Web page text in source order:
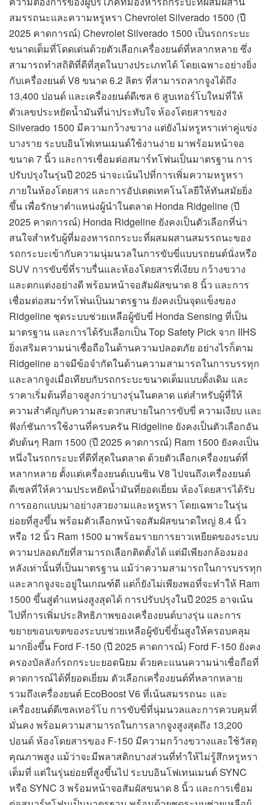
สมรรถนะและความหรูหรา Chevrolet Silverado 1500 (ปี
2025 คาดการณ์) Chevrolet Silverado 1500 เป็นรถกระบะ
ขนาดเต็มที่โดดเด่นด้วยตัวเลือกเครื่องยนต์ที่หลากหลาย ซึ่ง
สามารถทำสถิติที่ดีที่สุดในบางประเภทได้ โดยเฉพาะอย่างยิ่ง
กับเครื่องยนต์ V8 ขนาด 6.2 ลิตร ที่สามารถลากจูงได้ถึง
13,400 ปอนด์ และเครื่องยนต์ดีเซล 6 สูบเทอร์โบใหม่ที่ให้
ตัวเลขประหยัดน้ำมันที่น่าประทับใจ ห้องโดยสารของ
Silverado 1500 มีความกว้างขวาง แต่ยังไม่หรูหราเท่าคู่แข่ง
บางราย ระบบอินโฟเทนเมนต์ใช้งานง่าย มาพร้อมหน้าจอ
ขนาด 7 นิ้ว และการเชื่อมต่อสมาร์ทโฟนเป็นมาตรฐาน การ
ปรับปรุงในรุ่นปี 2025 น่าจะเน้นไปที่การเพิ่มความหรูหรา
ภายในห้องโดยสาร และการอัปเดตเทคโนโลยีให้ทันสมัยยิ่ง
ขึ้น เพื่อรักษาตำแหน่งผู้นำในตลาด Honda Ridgeline (ปี
2025 คาดการณ์) Honda Ridgeline ยังคงเป็นตัวเลือกที่น่า
สนใจสำหรับผู้ที่มองหารถกระบะที่ผสมผสานสมรรถนะของ
รถกระบะเข้ากับความนุ่มนวลในการขับขี่แบบรถยนต์นั่งหรือ
SUV การขับขี่ที่ราบรื่นและห้องโดยสารที่เงียบ กว้างขวาง
และตกแต่งอย่างดี พร้อมหน้าจอสัมผัสขนาด 8 นิ้ว และการ
เชื่อมต่อสมาร์ทโฟนเป็นมาตรฐาน ยังคงเป็นจุดแข็งของ
Ridgeline ชุดระบบช่วยเหลือผู้ขับขี่ Honda Sensing ที่เป็น
มาตรฐาน และการได้รับเลือกเป็น Top Safety Pick จาก IIHS
ยิ่งเสริมความน่าเชื่อถือในด้านความปลอดภัย อย่างไรก็ตาม
Ridgeline อาจมีข้อจำกัดในด้านความสามารถในการบรรทุก
และลากจูงเมื่อเทียบกับรถกระบะขนาดเต็มแบบดั้งเดิม และ
ราคาเริ่มต้นที่อาจสูงกว่าบางรุ่นในตลาด แต่สำหรับผู้ที่ให้
ความสำคัญกับความสะดวกสบายในการขับขี่ ความเงียบ และ
ฟังก์ชันการใช้งานที่ครบครัน Ridgeline ยังคงเป็นตัวเลือกอัน
ดับต้นๆ Ram 1500 (ปี 2025 คาดการณ์) Ram 1500 ยังคงเป็น
หนึ่งในรถกระบะที่ดีที่สุดในตลาด ด้วยตัวเลือกเครื่องยนต์ที่
หลากหลาย ตั้งแต่เครื่องยนต์เบนซิน V8 ไปจนถึงเครื่องยนต์
ดีเซลที่ให้ความประหยัดน้ำมันที่ยอดเยี่ยม ห้องโดยสารได้รับ
การออกแบบมาอย่างสวยงามและหรูหรา โดยเฉพาะในรุ่น
ย่อยที่สูงขึ้น พร้อมตัวเลือกหน้าจอสัมผัสขนาดใหญ่ 8.4 นิ้ว
หรือ 12 นิ้ว Ram 1500 มาพร้อมรายการยาวเหยียดของระบบ
ความปลอดภัยที่สามารถเลือกติดตั้งได้ แต่มีเพียงกล้องมอง
หลังเท่านั้นที่เป็นมาตรฐาน แม้ว่าความสามารถในการบรรทุก
และลากจูงจะอยู่ในเกณฑ์ดี แต่ก็ยังไม่เพียงพอที่จะทำให้ Ram
1500 ขึ้นสู่ตำแหน่งสูงสุดได้ การปรับปรุงในปี 2025 อาจเน้น
ไปที่การเพิ่มประสิทธิภาพของเครื่องยนต์บางรุ่น และการ
ขยายขอบเขตของระบบช่วยเหลือผู้ขับขี่ขั้นสูงให้ครอบคลุม
มากยิ่งขึ้น Ford F-150 (ปี 2025 คาดการณ์) Ford F-150 ยังคง
ครองบัลลังก์รถกระบะยอดนิยม ด้วยคะแนนความน่าเชื่อถือที่
คาดการณ์ได้ที่ยอดเยี่ยม ตัวเลือกเครื่องยนต์ที่หลากหลาย
รวมถึงเครื่องยนต์ EcoBoost V6 ที่เน้นสมรรถนะ และ
เครื่องยนต์ดีเซลเทอร์โบ การขับขี่ที่นุ่มนวลและการควบคุมที่
มั่นคง พร้อมความสามารถในการลากจูงสูงสุดถึง 13,200
ปอนด์ ห้องโดยสารของ F-150 มีความกว้างขวางและใช้วัสดุ
คุณภาพสูง แม้ว่าจะมีพลาสติกบางส่วนที่ทำให้ไม่รู้สึกหรูหรา
เต็มที่ แต่ในรุ่นย่อยที่สูงขึ้นไป ระบบอินโฟเทนเมนต์ SYNC
หรือ SYNC 3 พร้อมหน้าจอสัมผัสขนาด 8 นิ้ว และการเชื่อม